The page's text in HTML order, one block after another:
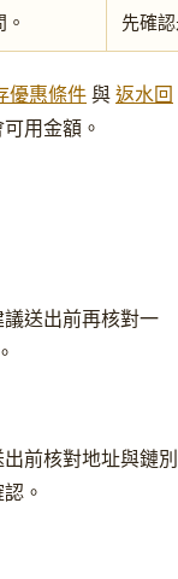
先確
優惠條件 與 返水回
用金額。
送出前再核對一
前核對地址與鏈別
。